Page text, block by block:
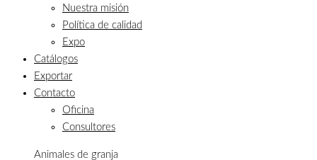
Nuestra misión
Política de calidad
Expo
Catálogos
Exportar
Contacto
Oficina
Consultores
Animales de granja